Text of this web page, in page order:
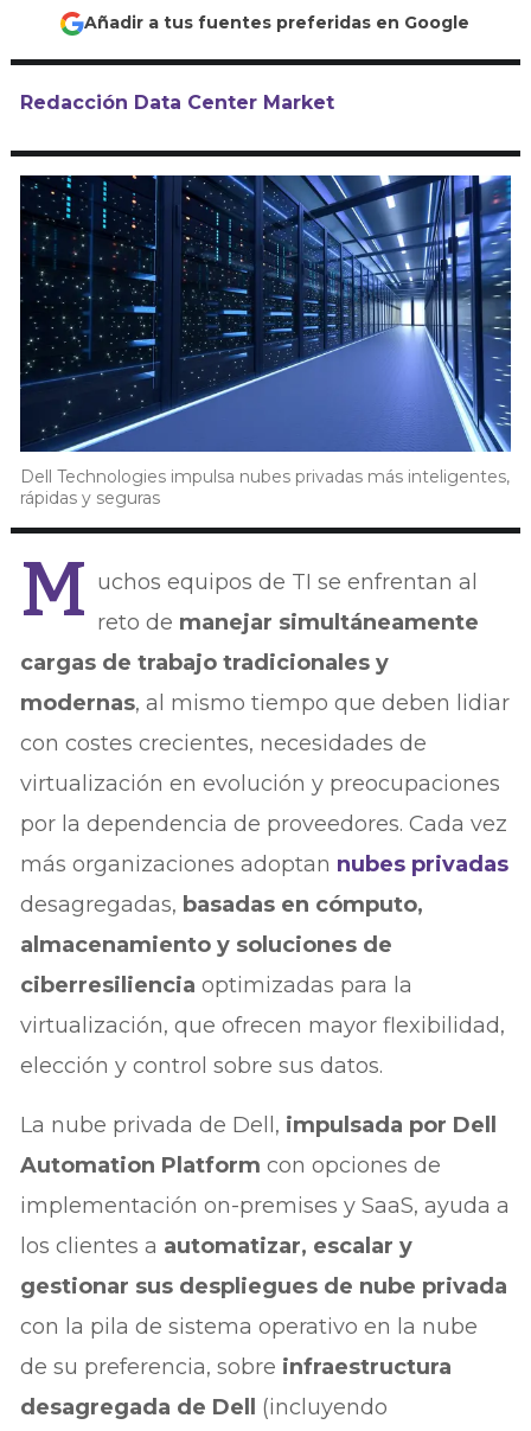
Añadir a tus fuentes preferidas en Google
Redacción Data Center Market
Dell Technologies impulsa nubes privadas más inteligentes,
rápidas y seguras
M uchos equipos de TI se enfrentan al
reto de manejar simultáneamente
cargas de trabajo tradicionales y
modernas, al mismo tiempo que deben lidiar
con costes crecientes, necesidades de
virtualización en evolución y preocupaciones
por la dependencia de proveedores. Cada vez
más organizaciones adoptan nubes privadas
desagregadas, basadas en cómputo,
almacenamiento y soluciones de
ciberresilienciaoptimizadas para la
virtualización, que ofrecen mayor flexibilidad,
elección y control sobre sus datos.
La nube privada de Dell, impulsada por Dell
Automation Platform con opciones de
implementación on-premises y SaaS, ayuda a
los clientes a automatizar, escalar y
gestionar sus despliegues de nube privada
con la pila de sistema operativo en la nube
de su preferencia, sobre infraestructura
desagregada de Dell (incluyendo